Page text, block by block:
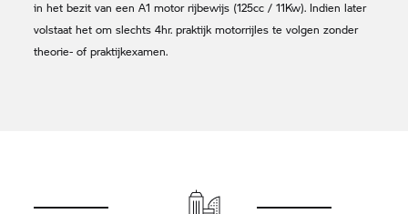
in het bezit van een A1 motor rijbewijs (125cc / 11Kw). Indien later
volstaat het om slechts 4hr. praktijk motorrijles te volgen zonder
theorie- of praktijkexamen.